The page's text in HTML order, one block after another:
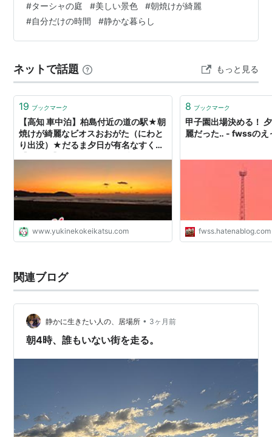
て、瞑想を少ししたらもう寝る時間。 最近はネットフリ
ックスも見る意欲がなくなってきたので、不便はないで
すが、まぁ夜の自由時間は少なくなりましたなぁ。 追加
だ社員の人に一緒に付いて行ってもらっています。 これ
で覚えてしまえば幾分かラ…
#ターシャの庭 #美しい景色 #朝焼けが綺麗
#自分だけの時間 #静かな暮らし
ネットで話題 もっと見る
19 ブックマーク
【高知 車中泊】柏島付近の道の駅★朝
焼けが綺麗なビオスおおがた（にわと
り出没）★だるま夕日が有名なすくも
www.yukinekokeikatsu.com
8 ブックマーク
甲子園出場決める！
麗だった‥ - fwssのえ
fwss.hatenablog.com
関連ブログ
静かに生きたい人の、居場所 • 3ヶ月前
朝4時、誰もいない街を走る。